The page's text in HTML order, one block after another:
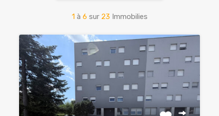
1 à 6 sur 23 Immobilies